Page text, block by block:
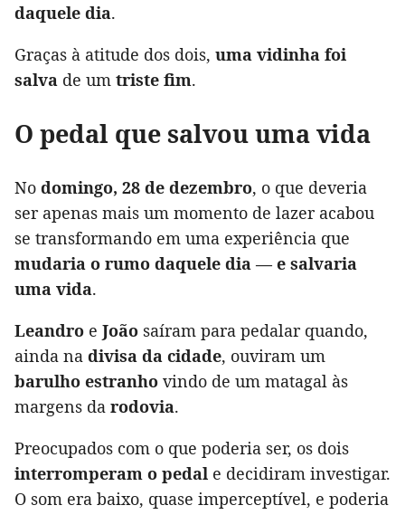
daquele dia.
Graças à atitude dos dois, uma vidinha foi
salva de um triste fim.
O pedal que salvou uma vida
No domingo, 28 de dezembro, o que deveria
ser apenas mais um momento de lazer acabou
se transformando em uma experiência que
mudaria o rumo daquele dia — e salvaria
uma vida.
Leandro e João saíram para pedalar quando,
ainda na divisa da cidade, ouviram um
barulho estranho vindo de um matagal às
margens da rodovia.
Preocupados com o que poderia ser, os dois
interromperam o pedal e decidiram investigar.
O som era baixo, quase imperceptível, e poderia